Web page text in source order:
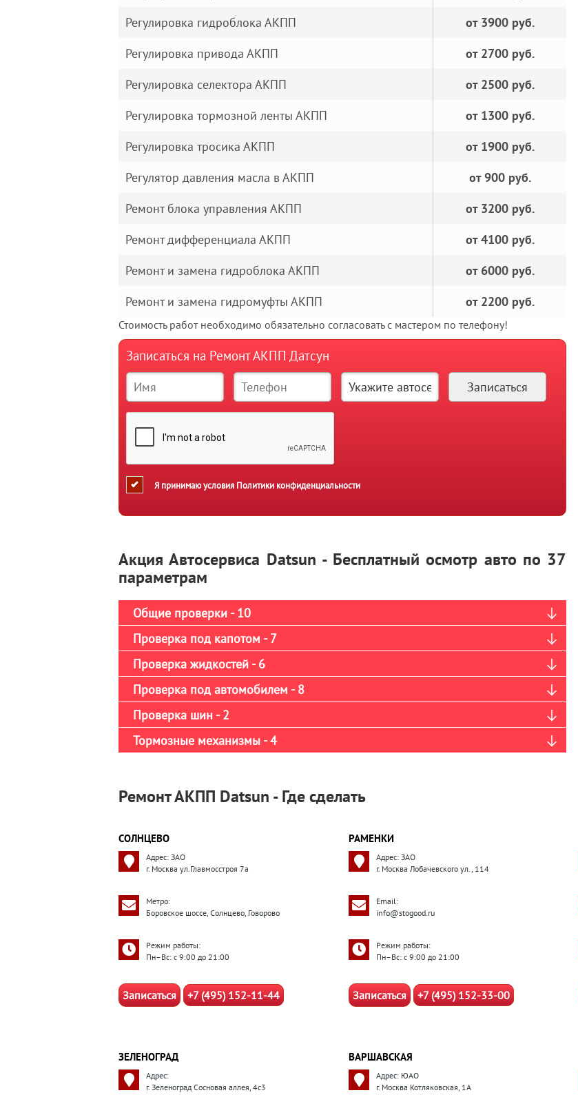
Регулировка гидроблока АКПП
от 3900 руб.
Регулировка привода АКПП
от 2700 руб.
Регулировка селектора АКПП
от 2500 руб.
Регулировка тормозной ленты АКПП
от 1300 руб.
Регулировка тросика АКПП
от 1900 руб.
Регулятор давления масла в АКПП
от 900 руб.
Ремонт блока управления АКПП
от 3200 руб.
Ремонт дифференциала АКПП
от 4100 руб.
Ремонт и замена гидроблока АКПП
от 6000 руб.
Ремонт и замена гидромуфты АКПП
от 2200 руб.
Стоимость работ необходимо обязательно согласовать с мастером по телефону!
Записаться на Ремонт АКПП Датсун
Я принимаю условия Политики конфиденциальности
Акция Автосервиса Datsun - Бесплатный осмотр авто по 37
параметрам
Общие проверки - 10
Проверка под капотом - 7
Проверка жидкостей - 6
Проверка под автомобилем - 8
Проверка шин - 2
Тормозные механизмы - 4
Ремонт АКПП Datsun - Где сделать
СОЛНЦЕВО
Адрес: ЗАО
г. Москва ул.Главмосстроя 7а
Метро:
Боровское шоссе, Солнцево, Говорово
Режим работы:
Пн–Вс: с 9:00 до 21:00
Записаться +7 (495) 152-11-44
РАМЕНКИ
Адрес: ЗАО
г. Москва Лобачевского ул., 114
Email:
info@stogood.ru
Режим работы:
Пн–Вс: с 9:00 до 21:00
Записаться +7 (495) 152-33-00
ЗЕЛЕНОГРАД
Адрес:
г. Зеленоград Сосновая аллея, 4с3
ВАРШАВСКАЯ
Адрес: ЮАО
г. Москва Котляковская, 1А